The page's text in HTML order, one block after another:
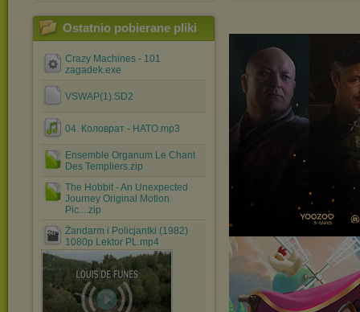
Ostatnio pobierane pliki
Crazy Machines - 101
zagadek.exe
VSWAP(1).SD2
04. Коловрат - HATO.mp3
Ensemble Organum Le Chant
Des Templiers.zip
The Hobbit - An Unexpected
Journey Original Motion
Pic....zip
Żandarm i Policjantki (1982)
1080p Lektor PL.mp4